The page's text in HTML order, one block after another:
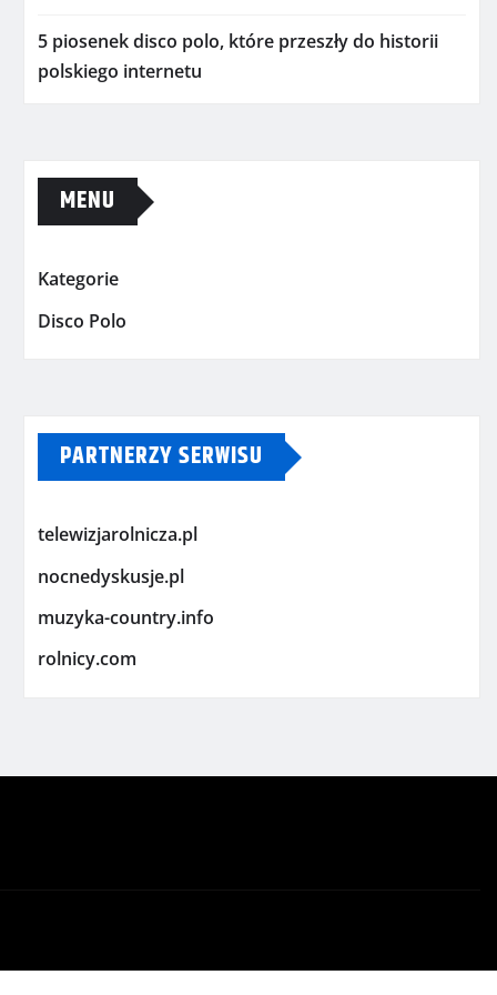
5 piosenek disco polo, które przeszły do historii
polskiego internetu
MENU
Kategorie
Disco Polo
PARTNERZY SERWISU
telewizjarolnicza.pl
nocnedyskusje.pl
muzyka-country.info
rolnicy.com